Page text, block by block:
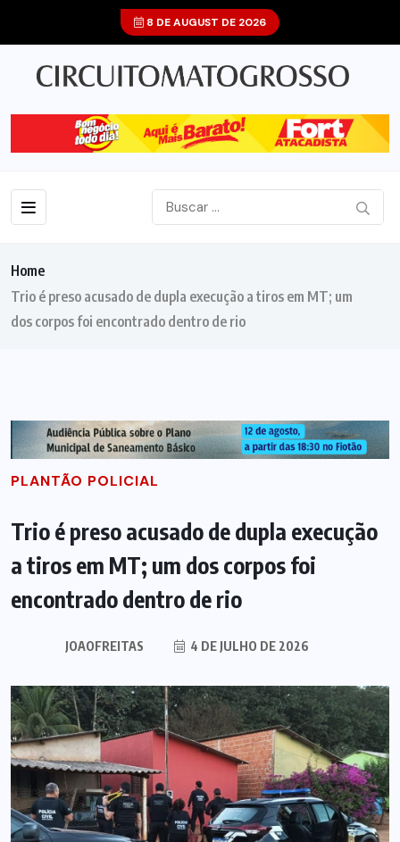
8 DE AUGUST DE 2026
Home
Trio é preso acusado de dupla execução a tiros em MT; um
dos corpos foi encontrado dentro de rio
PLANTÃO POLICIAL
Trio é preso acusado de dupla execução
a tiros em MT; um dos corpos foi
encontrado dentro de rio
JOAOFREITAS 4 DE JULHO DE 2026